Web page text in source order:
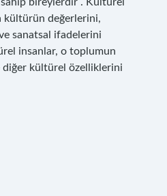
kültürün değerlerini,
sanatsal ifadelerini
insanlar, o toplumun
diğer kültürel özelliklerini